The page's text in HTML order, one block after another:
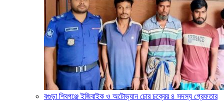
বগুড়া শিবগঞ্জে ইজিবাইক ও অটোভ্যান চোর চক্রের ৪ সদস্য গ্রেফতার